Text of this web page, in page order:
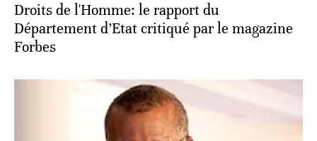
Droits de l'Homme: le rapport du
Département d’Etat critiqué par le magazine
Forbes